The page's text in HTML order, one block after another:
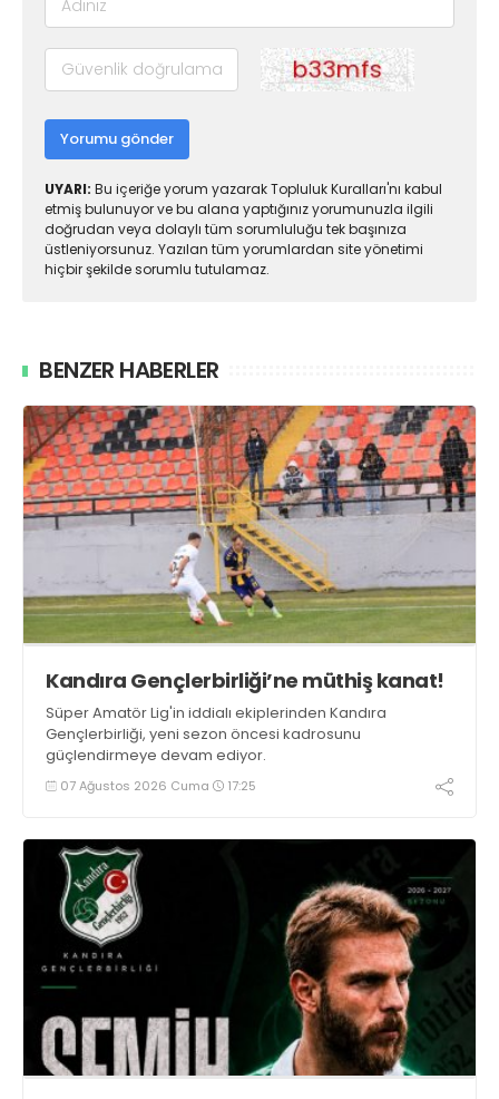
Yorumu gönder
UYARI: Bu içeriğe yorum yazarak Topluluk Kuralları'nı kabul
etmiş bulunuyor ve bu alana yaptığınız yorumunuzla ilgili
doğrudan veya dolaylı tüm sorumluluğu tek başınıza
üstleniyorsunuz. Yazılan tüm yorumlardan site yönetimi
hiçbir şekilde sorumlu tutulamaz.
BENZER HABERLER
Kandıra Gençlerbirliği’ne müthiş kanat!
Süper Amatör Lig'in iddialı ekiplerinden Kandıra
Gençlerbirliği, yeni sezon öncesi kadrosunu
güçlendirmeye devam ediyor.
07 Ağustos 2026 Cuma 17:25